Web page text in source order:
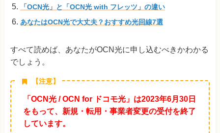
「OCN光」と「OCN光 with フレッツ」の違い
あなたはOCN光で大丈夫？おすすめ光回線7選
すべて読めば、あなたがOCN光に申し込むべきかわかる
でしょう。
【注意】
「OCN光 / OCN for ドコモ光」は2023年6月30日
をもって、新規・転用・事業者変更の受付を終了
しています。